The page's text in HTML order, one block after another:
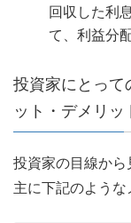
回収した利
て、利益分
投資家にとって
ット・デメリッ
投資家の目線から
主に下記のような